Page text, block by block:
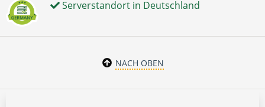
Serverstandort in Deutschland
NACH OBEN